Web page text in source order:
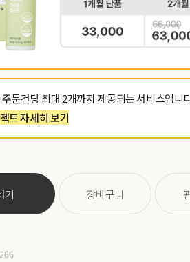
문건당 최대 2개까지 제공되는 서비스입니
트 자세히 보기
기 장바구니
266